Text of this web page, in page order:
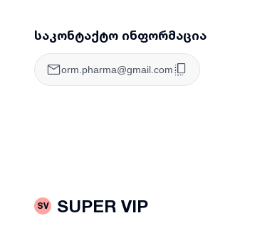
საკონტაქტო ინფორმაცია
orm.pharma@gmail.com
SV SUPER VIP